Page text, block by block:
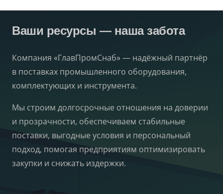
Ваши ресурсы — наша забота
Компания «ГлавПромСнаб» — надёжный партнёр
в поставках промышленного оборудования,
комплектующих и инструмента.
Мы строим долгосрочные отношения на доверии
и прозрачности, обеспечиваем стабильные
поставки, выгодные условия и персональный
подход, помогая предприятиям оптимизировать
закупки и снижать издержки.